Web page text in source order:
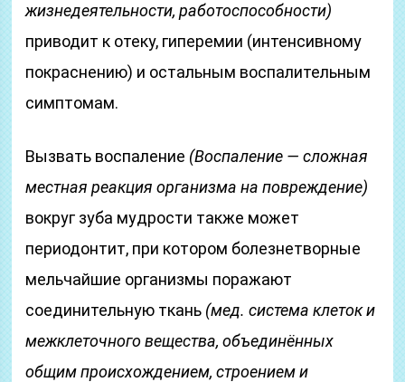
жизнедеятельности, работоспособности)
приводит к отеку, гиперемии (интенсивному
покраснению) и остальным воспалительным
симптомам.
Вызвать воспаление (Воспаление — сложная
местная реакция организма на повреждение)
вокруг зуба мудрости также может
периодонтит, при котором болезнетворные
мельчайшие организмы поражают
соединительную ткань (мед. система клеток и
межклеточного вещества, объединённых
общим происхождением, строением и